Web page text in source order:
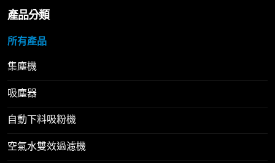
產品分類
所有產品
集塵機
吸塵器
自動下料吸粉機
空氣水雙效過濾機